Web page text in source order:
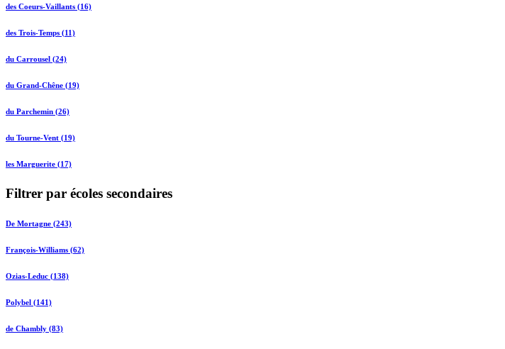
des Coeurs-Vaillants (16)
des Trois-Temps (11)
du Carrousel (24)
du Grand-Chêne (19)
du Parchemin (26)
du Tourne-Vent (19)
les Marguerite (17)
Filtrer par écoles secondaires
De Mortagne (243)
François-Williams (62)
Ozias-Leduc (138)
Polybel (141)
de Chambly (83)